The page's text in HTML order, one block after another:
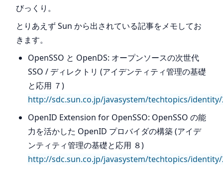
びっくり。
とりあえず Sun から出されている記事をメモしてお
きます。
OpenSSO と OpenDS: オープンソースの次世代
SSO / ディレクトリ (アイデンティティ管理の基礎
と応用 ７)
http://sdc.sun.co.jp/javasystem/techtopics/
OpenID Extension for OpenSSO: OpenSSO の能
力を活かした OpenID プロバイダの構築 (アイデ
ンティティ管理の基礎と応用 ８)
http://sdc.sun.co.jp/javasystem/techtopics/